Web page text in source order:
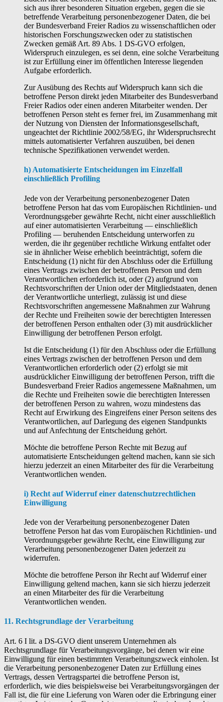
sich aus ihrer besonderen Situation ergeben, gegen die sie
betreffende Verarbeitung personenbezogener Daten, die bei
der Bundesverband Freier Radios zu wissenschaftlichen oder
historischen Forschungszwecken oder zu statistischen
Zwecken gemäß Art. 89 Abs. 1 DS-GVO erfolgen,
Widerspruch einzulegen, es sei denn, eine solche Verarbeitung
ist zur Erfüllung einer im öffentlichen Interesse liegenden
Aufgabe erforderlich.
Zur Ausübung des Rechts auf Widerspruch kann sich die
betroffene Person direkt jeden Mitarbeiter des Bundesverband
Freier Radios oder einen anderen Mitarbeiter wenden. Der
betroffenen Person steht es ferner frei, im Zusammenhang mit
der Nutzung von Diensten der Informationsgesellschaft,
ungeachtet der Richtlinie 2002/58/EG, ihr Widerspruchsrecht
mittels automatisierter Verfahren auszuüben, bei denen
technische Spezifikationen verwendet werden.
h) Automatisierte Entscheidungen im Einzelfall
einschließlich Profiling
Jede von der Verarbeitung personenbezogener Daten
betroffene Person hat das vom Europäischen Richtlinien- und
Verordnungsgeber gewährte Recht, nicht einer ausschließlich
auf einer automatisierten Verarbeitung — einschließlich
Profiling — beruhenden Entscheidung unterworfen zu
werden, die ihr gegenüber rechtliche Wirkung entfaltet oder
sie in ähnlicher Weise erheblich beeinträchtigt, sofern die
Entscheidung (1) nicht für den Abschluss oder die Erfüllung
eines Vertrags zwischen der betroffenen Person und dem
Verantwortlichen erforderlich ist, oder (2) aufgrund von
Rechtsvorschriften der Union oder der Mitgliedstaaten, denen
der Verantwortliche unterliegt, zulässig ist und diese
Rechtsvorschriften angemessene Maßnahmen zur Wahrung
der Rechte und Freiheiten sowie der berechtigten Interessen
der betroffenen Person enthalten oder (3) mit ausdrücklicher
Einwilligung der betroffenen Person erfolgt.
Ist die Entscheidung (1) für den Abschluss oder die Erfüllung
eines Vertrags zwischen der betroffenen Person und dem
Verantwortlichen erforderlich oder (2) erfolgt sie mit
ausdrücklicher Einwilligung der betroffenen Person, trifft die
Bundesverband Freier Radios angemessene Maßnahmen, um
die Rechte und Freiheiten sowie die berechtigten Interessen
der betroffenen Person zu wahren, wozu mindestens das
Recht auf Erwirkung des Eingreifens einer Person seitens des
Verantwortlichen, auf Darlegung des eigenen Standpunkts
und auf Anfechtung der Entscheidung gehört.
Möchte die betroffene Person Rechte mit Bezug auf
automatisierte Entscheidungen geltend machen, kann sie sich
hierzu jederzeit an einen Mitarbeiter des für die Verarbeitung
Verantwortlichen wenden.
i) Recht auf Widerruf einer datenschutzrechtlichen
Einwilligung
Jede von der Verarbeitung personenbezogener Daten
betroffene Person hat das vom Europäischen Richtlinien- und
Verordnungsgeber gewährte Recht, eine Einwilligung zur
Verarbeitung personenbezogener Daten jederzeit zu
widerrufen.
Möchte die betroffene Person ihr Recht auf Widerruf einer
Einwilligung geltend machen, kann sie sich hierzu jederzeit
an einen Mitarbeiter des für die Verarbeitung
Verantwortlichen wenden.
11. Rechtsgrundlage der Verarbeitung
Art. 6 I lit. a DS-GVO dient unserem Unternehmen als
Rechtsgrundlage für Verarbeitungsvorgänge, bei denen wir eine
Einwilligung für einen bestimmten Verarbeitungszweck einholen. Ist
die Verarbeitung personenbezogener Daten zur Erfüllung eines
Vertrags, dessen Vertragspartei die betroffene Person ist,
erforderlich, wie dies beispielsweise bei Verarbeitungsvorgängen der
Fall ist, die für eine Lieferung von Waren oder die Erbringung einer